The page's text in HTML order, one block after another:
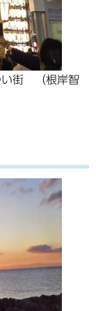
い街 （根岸智